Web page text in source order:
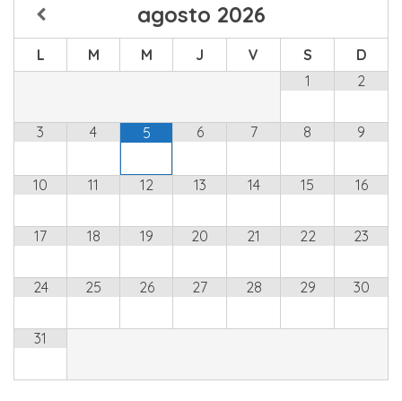
agosto 2026
L M M J V S
D
1
2
3 4 5 6 7 8 9
10 11 12 13 14 15 16
17 18 19 20 21 22 23
24 25 26 27 28 29 30
31